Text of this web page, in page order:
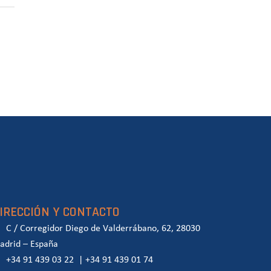
Y CONTACTO
C / Corregidor Diego de Valderrábano, 62, 28030
– España
+34 91 439 03 22
+34 91 439 01 74